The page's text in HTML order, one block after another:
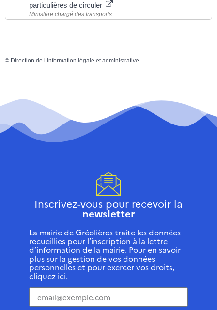
particulières de circuler
Ministère chargé des transports
© Direction de l’information légale et administrative
Inscrivez-vous pour recevoir la
newsletter
La mairie de Gréolières traite les données
recueillies pour l’inscription à la lettre
d’information de la mairie. Pour en savoir
plus sur la gestion de vos données
personnelles et pour exercer vos droits,
cliquez ici.